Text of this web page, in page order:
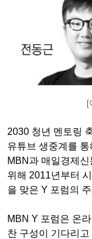
[
2030 청년 멘토링
유튜브 생중계를
MBN과 매일경제
위해 2011년부터
을 맞은 Y 포럼의
MBN Y 포럼은 온
찬 구성이 기다리